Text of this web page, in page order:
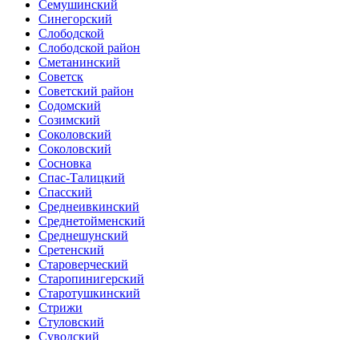
Семушинский
Синегорский
Слободской
Слободской район
Сметанинский
Советск
Советский район
Содомский
Созимский
Соколовский
Соколовский
Сосновка
Спас-Талицкий
Спасский
Среднеивкинский
Среднетойменский
Среднешунский
Сретенский
Староверческий
Старопинигерский
Старотушкинский
Стрижи
Стуловский
Суводский